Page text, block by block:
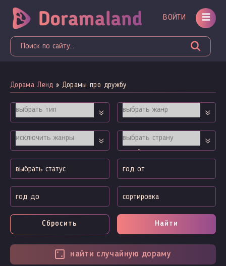
ВОЙТИ
Дорама Ленд » Дорамы про дружбу
Сбросить Найти
найти случайную дораму